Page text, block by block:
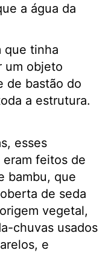
a água da
que tinha
um objeto
de bastão do
a estrutura.
esses
feitos de
bambu, que
de seda
vegetal,
chuvas usados
e